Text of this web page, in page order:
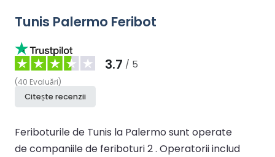
Tunis Palermo Feribot
3.7 / 5
(40 Evaluări)
Citește recenzii
Feriboturile de Tunis la Palermo sunt operate
de companiile de feriboturi 2 . Operatorii includ